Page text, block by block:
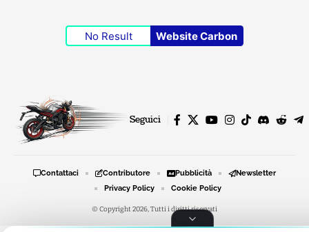
No Result Website Carbon
Seguici
© Copyright 2026, Tutti i diritti riservati
Contattaci Contributore Pubblicità
Newsletter
Privacy Policy
Cookie Policy